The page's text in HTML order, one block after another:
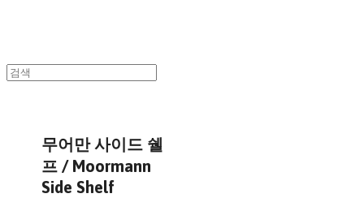
무어만 사이드 쉘
프 / Moormann
Side Shelf